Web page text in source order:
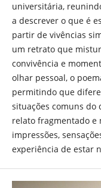
universitária,
a descrever o que é
partir de vivências
um retrato que
convivência e
olhar pessoal, o
permitindo que
situações comuns do
relato fragmentado e
impressões,
experiência de estar